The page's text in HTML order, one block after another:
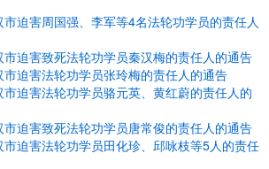
迫害周国强、李军等4名法轮功学员的责任人
迫害致死法轮功学员秦汉梅的责任人的通告
迫害法轮功学员张玲梅的责任人的通告
迫害法轮功学员骆元英、黄红蔚的责任人的
迫害致死法轮功学员唐常俊的责任人的通告
迫害法轮功学员田化珍、邱咏枝等5人的责任